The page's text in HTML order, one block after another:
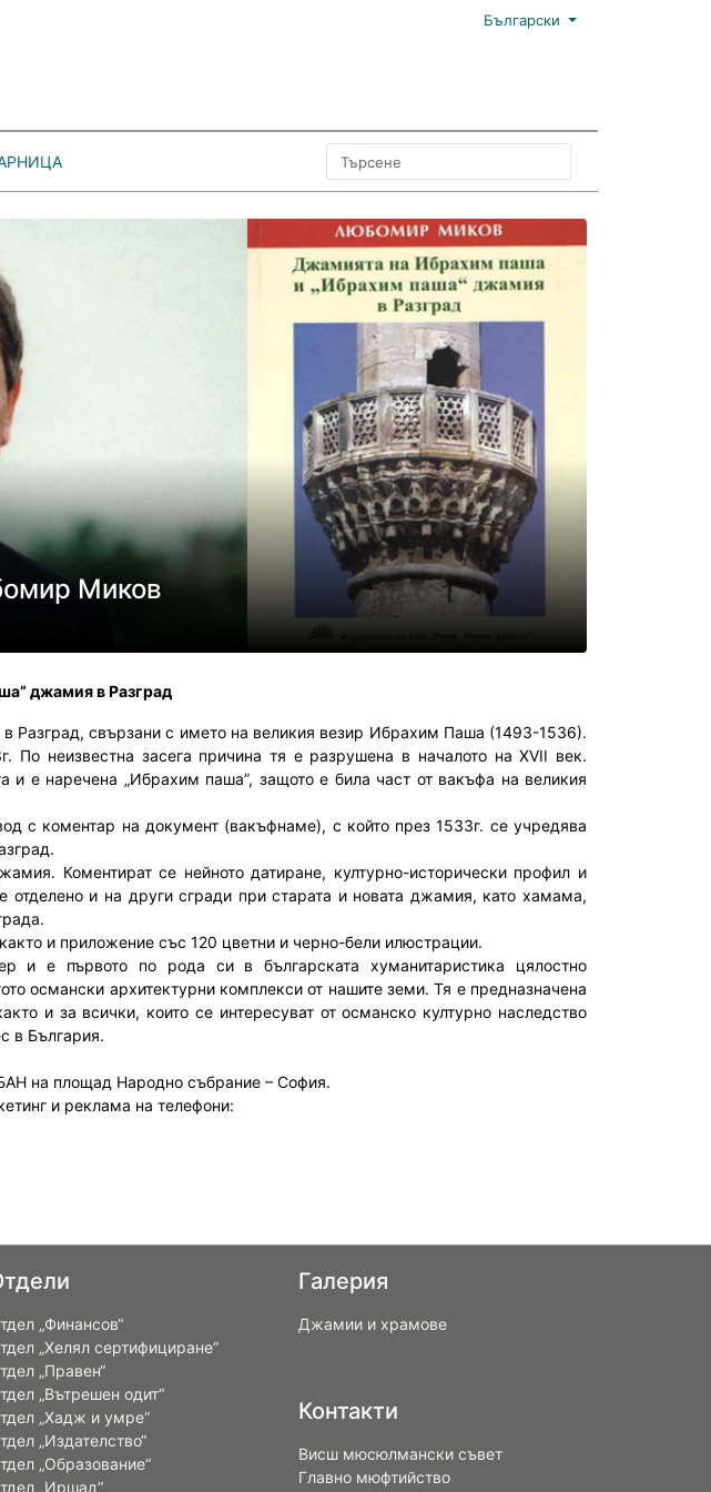
Български
Миков
джамия в Разград
Разград, свързани с името на великия везир Ибрахим Паша (1493-1536).
По неизвестна засега причина тя е разрушена в началото на XVII век.
и е наречена „Ибрахим паша”, защото е била част от вакъфа на великия
с коментар на документ (вакъфнаме), с който през 1533г. се учредява
Коментират се нейното датиране, културно-исторически профил и
отделено и на други сгради при старата и новата джамия, като хамама,
и приложение със 120 цветни и черно-бели илюстрации.
и е първото по рода си в българската хуманитаристика цялостно
османски архитектурни комплекси от нашите земи. Тя е предназначена
и за всички, които се интересуват от османско културно наследство
в България.
на площад Народно събрание – София.
и реклама на телефони:
„Финансов“
„Хелял сертифициране“
„Правен“
„Вътрешен одит“
„Хадж и умре“
„Издателство“
„Образование“
„Иршад“
Галерия
Джамии и храмове
Контакти
Висш мюсюлмански съвет
Главно мюфтийство